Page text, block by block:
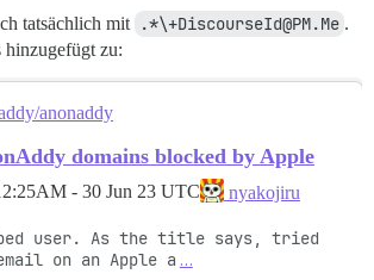
tatsächlich mit .*\+DiscourseId@PM.Me .
hinzugefügt zu:
anonaddy
domains blocked by Apple
- 30 Jun 23 UTC nyakojiru
user. As the title says, tried
on an Apple a …